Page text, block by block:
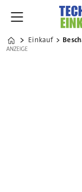
Home
Einkauf
ANZEIGE
ANZEIGE